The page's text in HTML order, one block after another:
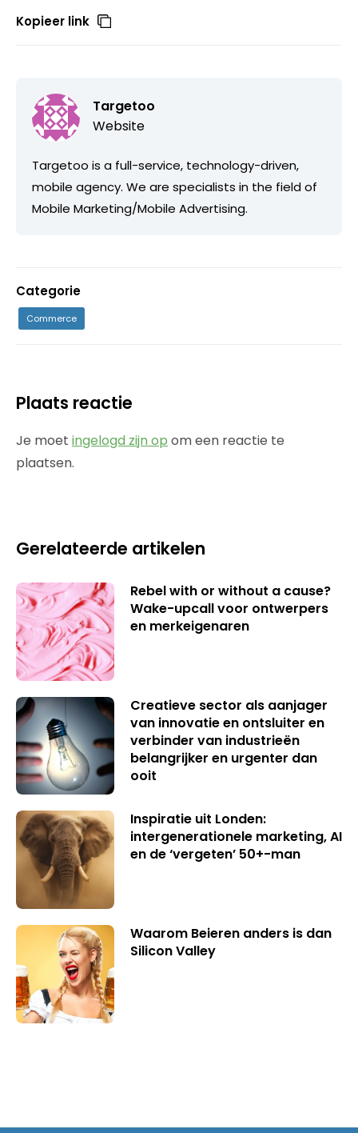
Kopieer link
Targetoo
Website
Targetoo is a full-service, technology-driven,
mobile agency. We are specialists in the field of
Mobile Marketing/Mobile Advertising.
Categorie
Commerce
Plaats reactie
Je moet ingelogd zijn op om een reactie te
plaatsen.
Gerelateerde artikelen
Rebel with or without a cause?
Wake-upcall voor ontwerpers
en merkeigenaren
Creatieve sector als aanjager
van innovatie en ontsluiter en
verbinder van industrieën
belangrijker en urgenter dan
ooit
Inspiratie uit Londen:
intergenerationele marketing, AI
en de ‘vergeten’ 50+-man
Waarom Beieren anders is dan
Silicon Valley